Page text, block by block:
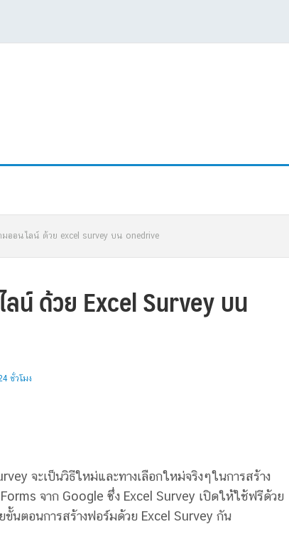
มออนไลน์ ด้วย excel survey บน onedrive
น์ ด้วย Excel Survey บน
ชั่วโมง
จะเป็นวิธีใหม่และทางเลือกใหม่จริงๆในการสร้าง
จาก Google ซึ่ง Excel Survey เปิดให้ใช้ฟรีด้วย
ขั้นตอนการสร้างฟอร์มด้วย Excel Survey กัน